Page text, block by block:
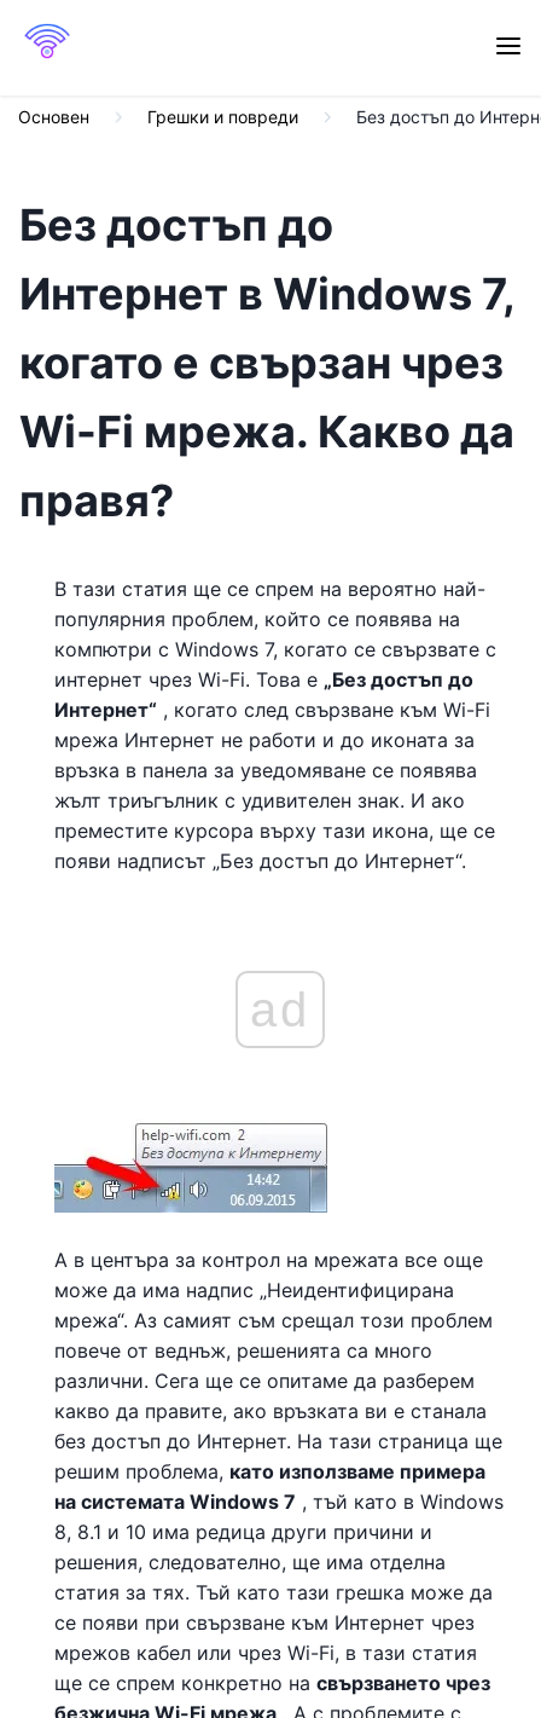
Основен Грешки и повреди Без достъп до
Без достъп до
Интернет в Windows 7,
когато е свързан чрез
Wi-Fi мрежа. Какво да
правя?
В тази статия ще се спрем на вероятно най-
популярния проблем, който се появява на
компютри с Windows 7, когато се свързвате с
интернет чрез Wi-Fi. Това е „Без достъп до
Интернет“ , когато след свързване към Wi-Fi
мрежа Интернет не работи и до иконата за
връзка в панела за уведомяване се появява
жълт триъгълник с удивителен знак. И ако
преместите курсора върху тази икона, ще се
появи надписът „Без достъп до Интернет“.
ad
А в центъра за контрол на мрежата все още
може да има надпис „Неидентифицирана
мрежа“. Аз самият съм срещал този проблем
повече от веднъж, решенията са много
различни. Сега ще се опитаме да разберем
какво да правите, ако връзката ви е станала
без достъп до Интернет. На тази страница ще
решим проблема, като използваме примера
на системата Windows 7 , тъй като в Windows
8, 8.1 и 10 има редица други причини и
решения, следователно, ще има отделна
статия за тях. Тъй като тази грешка може да
се появи при свързване към Интернет чрез
мрежов кабел или чрез Wi-Fi, в тази статия
ще се спрем конкретно на свързването чрез
безжична Wi-Fi мрежа . А с проблемите с